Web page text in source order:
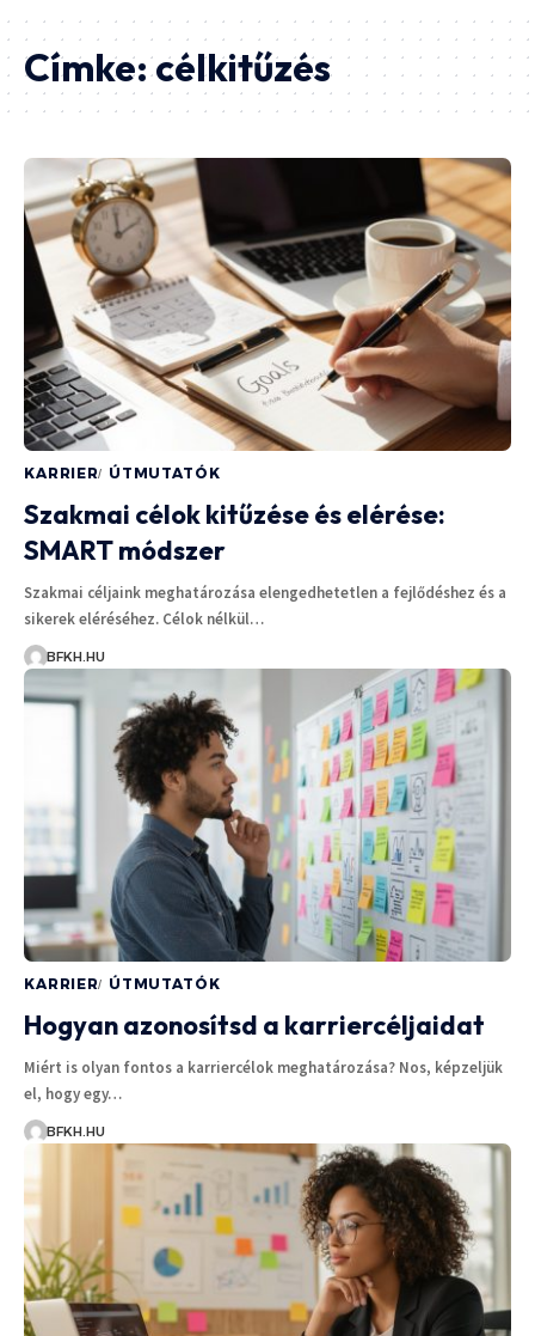
Címke:célkitűzés
KARRIER ÚTMUTATÓK
Szakmai célok kitűzése és elérése:
SMART módszer
Szakmai céljaink meghatározása elengedhetetlen a fejlődéshez és a
sikerek eléréséhez. Célok nélkül…
BFKH.HU
KARRIER ÚTMUTATÓK
Hogyan azonosítsd a karriercéljaidat
Miért is olyan fontos a karriercélok meghatározása? Nos, képzeljük
el, hogy egy…
BFKH.HU